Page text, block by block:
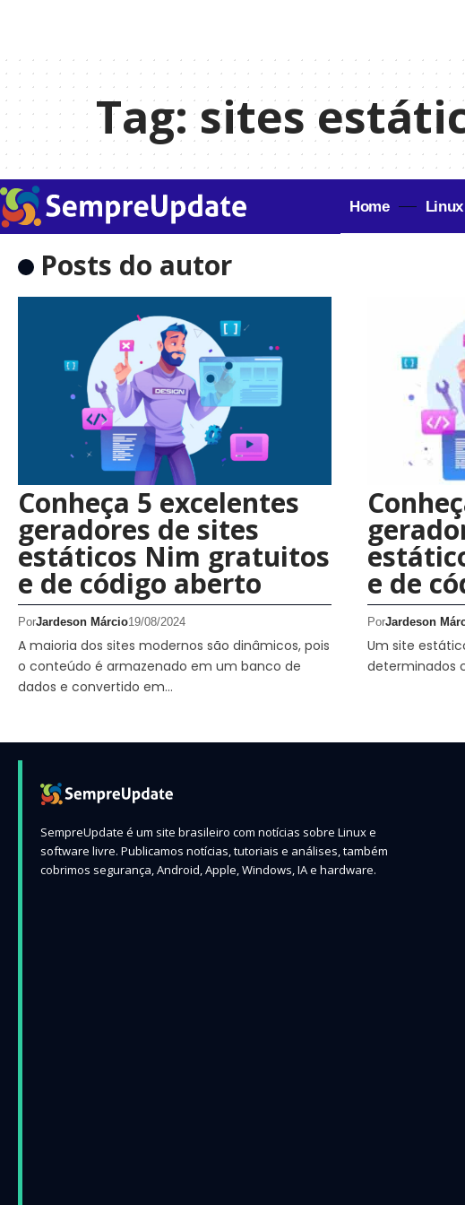
Tag:sites
Home Linux
Posts do autor
Conheça 5 excelentes
geradores de sites
estáticos Nim gratuitos
e de código aberto
PorJardeson Márcio19/08/2024
A maioria dos sites modernos são dinâmicos, pois
o conteúdo é armazenado em um banco de
dados e convertido em…
e de
PorJardeson
Um site
determinados
SempreUpdate é um site brasileiro com notícias sobre Linux e
software livre. Publicamos notícias, tutoriais e análises, também
cobrimos segurança, Android, Apple, Windows, IA e hardware.